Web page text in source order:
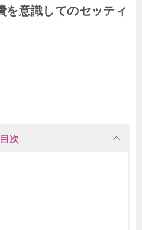
意識してのセッティ
目次